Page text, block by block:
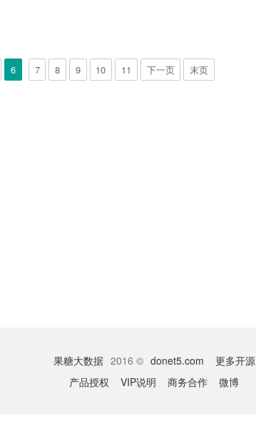
6 7 8 9 10 11 下一页 末页
果糖大数据 2016 © donet5.com
更多开源
产品授权
VIP说明 商务合作 微博